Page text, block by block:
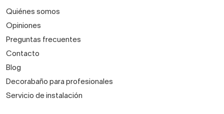
Quiénes somos
Opiniones
Preguntas frecuentes
Contacto
Blog
Decorabaño para profesionales
Servicio de instalación